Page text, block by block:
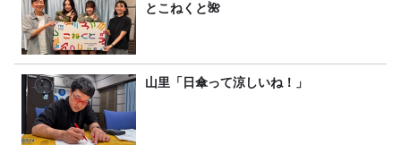
とこねくと🌺
山里「日傘って涼しいね！」